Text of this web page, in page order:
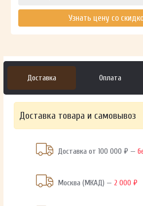
Узнать цену со
Доставка Оплата
Доставка товара и самовывоз
Доставка от 100 000 ₽ —
Москва (МКАД) — 2 000 ₽